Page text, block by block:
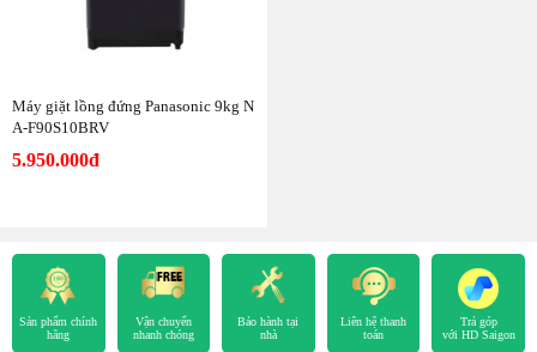
Máy giặt lồng đứng Panasonic 9kg N
A-F90S10BRV
5.950.000đ
Sản phẩm chính
hãng
Vận chuyển
nhanh chóng
Bảo hành tại
nhà
Liên hệ thanh
toán
Trả góp
với HD Saigon